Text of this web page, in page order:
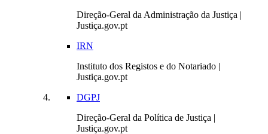
Direção-Geral da Administração da Justiça |
Justiça.gov.pt
IRN
Instituto dos Registos e do Notariado |
Justiça.gov.pt
DGPJ
Direção-Geral da Política de Justiça |
Justiça.gov.pt